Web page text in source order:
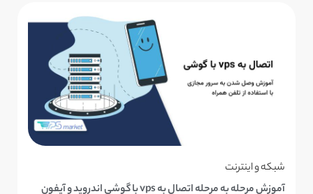
شبکه و اینترنت
آموزش مرحله به مرحله اتصال به vps با گوشی اندروید و آیفون